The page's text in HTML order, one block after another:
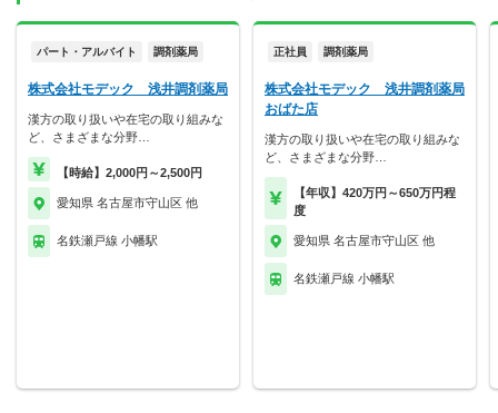
パート・アルバイト 調剤薬局
株式会社モデック 浅井調剤薬局
漢方の取り扱いや在宅の取り組みな
ど、さまざまな分野…
【時給】2,000円～2,500円
愛知県 名古屋市守山区 他
名鉄瀬戸線 小幡駅
正社員 調剤薬局
株式会社モデック 浅井調剤薬局
おばた店
漢方の取り扱いや在宅の取り組みな
ど、さまざまな分野…
【年収】420万円～650万円程
度
愛知県 名古屋市守山区 他
名鉄瀬戸線 小幡駅